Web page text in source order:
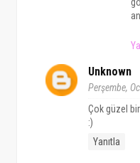
Unknown
Perşembe,
Çok güzel
:)
Yanıtla